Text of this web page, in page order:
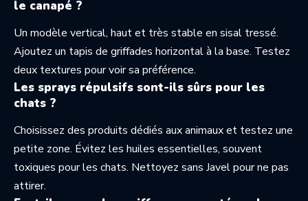
le canapé ?
Un modèle vertical, haut et très stable en sisal tressé.
Ajoutez un tapis de griffades horizontal à la base. Testez
deux textures pour voir sa préférence.
Les sprays répulsifs sont-ils sûrs pour les
chats ?
Choisissez des produits dédiés aux animaux et testez une
petite zone. Évitez les huiles essentielles, souvent
toxiques pour les chats. Nettoyez sans Javel pour ne pas
attirer.